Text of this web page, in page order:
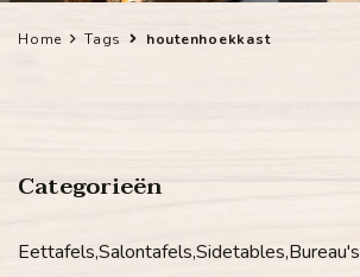
Home Tags houtenhoekkast
Categorieën
Eettafels,Salontafels,Sidetables,Bureau's